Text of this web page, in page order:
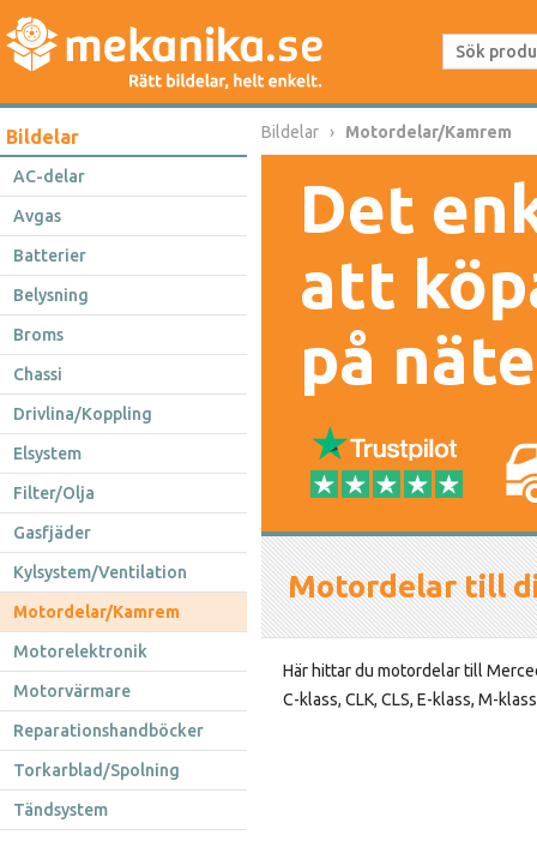
Bildelar
AC-delar
Avgas
Batterier
Belysning
Broms
Chassi
Drivlina/Koppling
Elsystem
Filter/Olja
Gasfjäder
Kylsystem/Ventilation
Motordelar/Kamrem
Motorelektronik
Motorvärmare
Reparationshandböcker
Torkarblad/Spolning
Tändsystem
Bildelar Motordelar/Kamrem
Det
att
på
Motordelar till
Här hittar du motordelar till
C-klass, CLK, CLS, E-klass, M-